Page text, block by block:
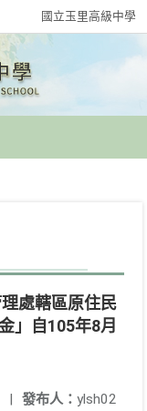
國立玉里高級中學
處轄區原住民
」自105年8月
發布人： ylsh02
|